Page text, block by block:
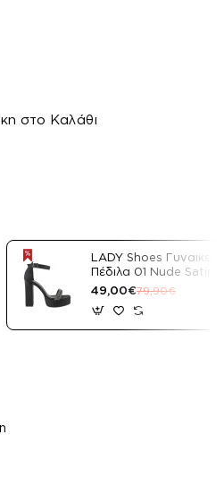
στο Καλάθι
LADY Shoes Γυναικεία
Πέδιλα 01 Nude Satin
49,00€79,90€